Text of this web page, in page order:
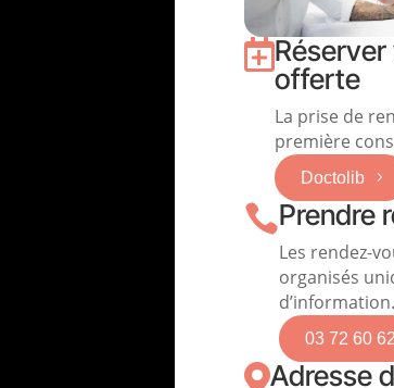

offerte
La prise de
première
Doctolib
Prendre
Les rendez-
organisés
d’information.
03 72 60
Adresse